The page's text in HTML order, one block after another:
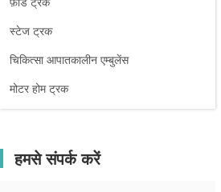
स्टेज ट्रक
चिकित्सा आपातकालीन एम्बुलेंस
मोटर होम ट्रक
हमसे संपर्क करें